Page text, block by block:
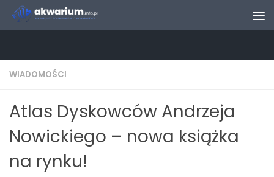
Skip to content
WIADOMOŚCI
Atlas Dyskowców Andrzeja
Nowickiego – nowa książka
na rynku!